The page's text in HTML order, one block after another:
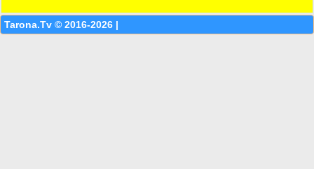
Tarona.Tv © 2016-2026 |